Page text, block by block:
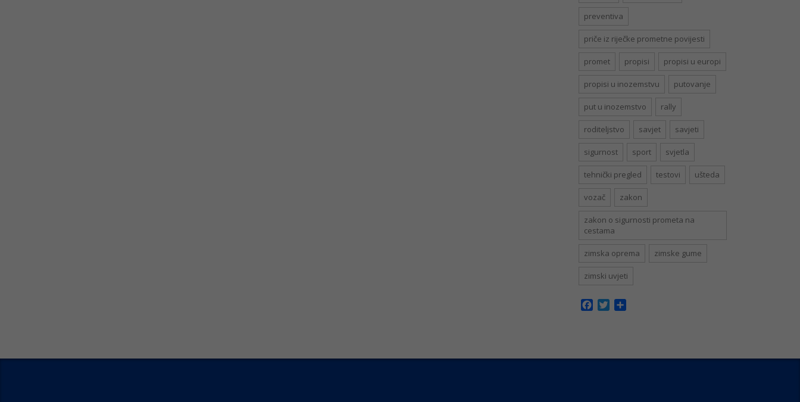
preventiva
priče iz riječke prometne povijesti
promet propisi propisi u europi
propisi u inozemstvu putovanje
put u inozemstvo rally
roditeljstvo savjet savjeti
sigurnost sport svjetla
tehnički pregled testovi ušteda
vozač zakon
zakon o sigurnosti prometa na
cestama
zimska oprema zimske gume
zimski uvjeti
Facebook
Twitter